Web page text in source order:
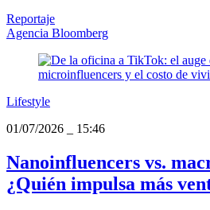
Reportaje
Agencia Bloomberg
Lifestyle
01/07/2026
15:46
Nanoinfluencers vs.
¿Quién impulsa más